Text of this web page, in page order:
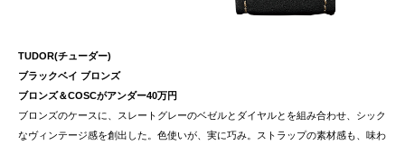
TUDOR(チューダー)
ブラックベイ ブロンズ
ブロンズ＆COSCがアンダー40万円
ブロンズのケースに、スレートグレーのベゼルとダイヤルとを組み合わせ、シック
なヴィンテージ感を創出した。色使いが、実に巧み。ストラップの素材感も、味わ